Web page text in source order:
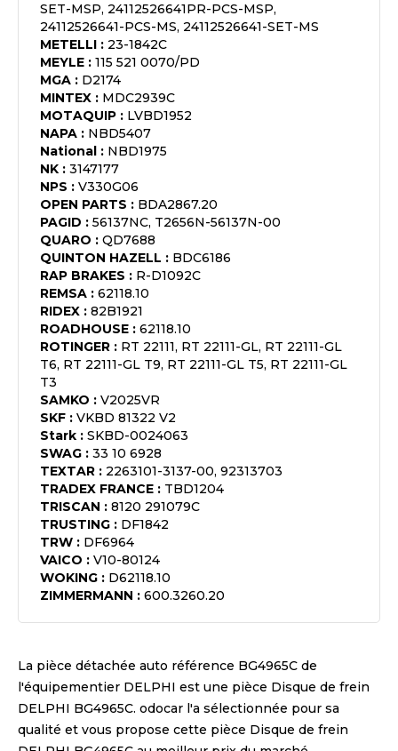
SET-MSP, 24112526641PR-PCS-MSP,
24112526641-PCS-MS, 24112526641-SET-MS
METELLI : 23-1842C
MEYLE : 115 521 0070/PD
MGA : D2174
MINTEX : MDC2939C
MOTAQUIP : LVBD1952
NAPA : NBD5407
National : NBD1975
NK : 3147177
NPS : V330G06
OPEN PARTS : BDA2867.20
PAGID : 56137NC, T2656N-56137N-00
QUARO : QD7688
QUINTON HAZELL : BDC6186
RAP BRAKES : R-D1092C
REMSA : 62118.10
RIDEX : 82B1921
ROADHOUSE : 62118.10
ROTINGER : RT 22111, RT 22111-GL, RT 22111-GL
T6, RT 22111-GL T9, RT 22111-GL T5, RT 22111-GL
T3
SAMKO : V2025VR
SKF : VKBD 81322 V2
Stark : SKBD-0024063
SWAG : 33 10 6928
TEXTAR : 2263101-3137-00, 92313703
TRADEX FRANCE : TBD1204
TRISCAN : 8120 291079C
TRUSTING : DF1842
TRW : DF6964
VAICO : V10-80124
WOKING : D62118.10
ZIMMERMANN : 600.3260.20
La pièce détachée auto référence BG4965C de
l'équipementier DELPHI est une pièce Disque de frein
DELPHI BG4965C. odocar l'a sélectionnée pour sa
qualité et vous propose cette pièce Disque de frein